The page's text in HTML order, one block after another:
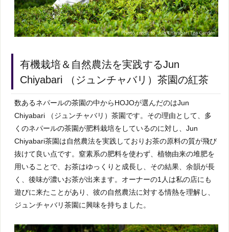
有機栽培＆自然農法を実践するJun
Chiyabari （ジュンチャバリ）茶園の紅茶
数あるネパールの茶園の中からHOJOが選んだのはJun
Chiyabari （ジュンチャバリ）茶園です。その理由として、多
くのネパールの茶園が肥料栽培をしているのに対し、Jun
Chiyabari茶園は自然農法を実践しておりお茶の原料の質が飛び
抜けて良い点です。窒素系の肥料を使わず、植物由来の堆肥を
用いることで、お茶はゆっくりと成長し、その結果、余韻が長
く、後味が濃いお茶が出来ます。オーナーの1人は私の店にも
遊びに来たことがあり、彼の自然農法に対する情熱を理解し、
ジュンチャバリ茶園に興味を持ちました。